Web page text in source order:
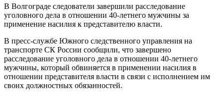
В Волгограде следователи завершили расследование
уголовного дела в отношении 40-летнего мужчины за
применение насилия к представителю власти.
В пресс-службе Южного следственного управления на
транспорте СК России сообщили, что завершено
расследование уголовного дела в отношении 40-летнего
мужчины, который обвиняется в применении насилия в
отношении представителя власти в связи с исполнением им
своих должностных обязанностей.